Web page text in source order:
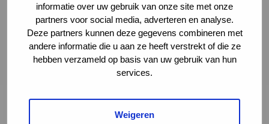
informatie over uw gebruik van onze site met onze
partners voor social media, adverteren en analyse.
Deze partners kunnen deze gegevens combineren met
andere informatie die u aan ze heeft verstrekt of die ze
hebben verzameld op basis van uw gebruik van hun
services.
Weigeren
Volledige omschrijving*